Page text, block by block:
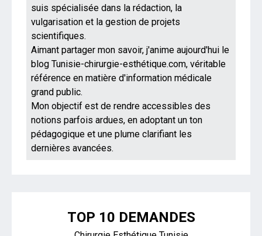
suis spécialisée dans la rédaction, la
vulgarisation et la gestion de projets
scientifiques.
Aimant partager mon savoir, j'anime aujourd'hui le
blog Tunisie-chirurgie-esthétique.com, véritable
référence en matière d'information médicale
grand public.
Mon objectif est de rendre accessibles des
notions parfois ardues, en adoptant un ton
pédagogique et une plume clarifiant les
dernières avancées.
TOP 10 DEMANDES